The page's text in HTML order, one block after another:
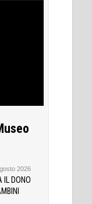
2026
IL DONO